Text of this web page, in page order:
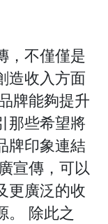
，不僅僅是
造收入方面
牌能夠提升
那些希望將
牌印象連結
宣傳，可以
更廣泛的收
。 除此之